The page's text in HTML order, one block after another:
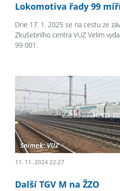
Lokomotiva řady 99
Dne 17. 1. 2025 se na cestu ze
Zkušebního centra VUZ Velim
99 001.
11. 11. 2024 22:27
Další TGV M na ŽZO